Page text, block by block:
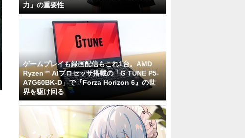
力」の重要性
ゲームプレイも録画配信もこれ1台。AMD
Ryzen™ AIプロセッサ搭載の「G TUNE P5-
A7G60BK-D」で『Forza Horizon 6』の世
界を駆け回る